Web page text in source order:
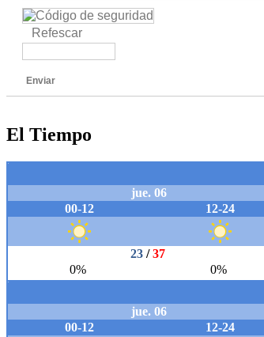
Refescar
Enviar
El Tiempo